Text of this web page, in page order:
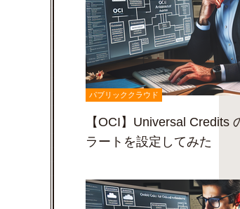
パブリッククラウド
【OCI】Universal Credits
ラートを設定してみた